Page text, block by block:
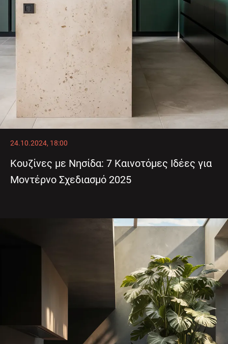
24.10.2024, 18:00
Κουζίνες με Νησίδα: 7 Καινοτόμες Ιδέες για
Μοντέρνο Σχεδιασμό 2025